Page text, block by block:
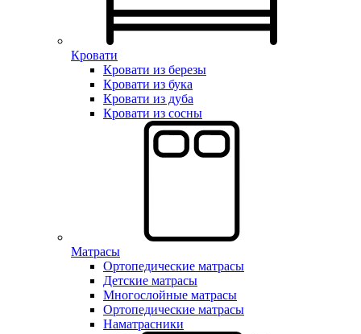
Кровати
Кровати из березы
Кровати из бука
Кровати из дуба
Кровати из сосны
Матрасы
Ортопедические матрасы
Детские матрасы
Многослойные матрасы
Ортопедические матрасы
Наматрасники